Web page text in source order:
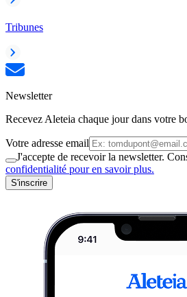
Tribunes
Newsletter
Recevez Aleteia chaque jour dans votre
Votre adresse email
J'accepte de recevoir la newsletter.
confidentialité pour en savoir plus.
S'inscrire